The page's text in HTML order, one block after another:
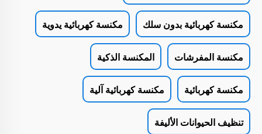
مكنسة كهربائية بدون سلك مكنسة كهربائية يدوية
مكنسة المفرشات المكنسة الذكية
مكنسة كهربائية مكنسة كهربائية آلية
تنظيف الحيوانات الأليفة